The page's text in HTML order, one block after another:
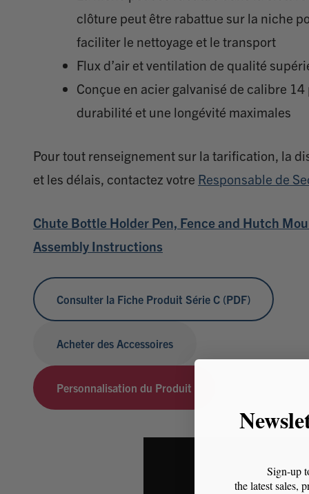
clôture peut être rabattue sur la niche
faciliter le nettoyage et le transport
Flux d’air et ventilation de qualité
Conçue en acier galvanisé de calibre
durabilité et une longévité maximales
Pour tout renseignement sur la tarification, la
et les délais, contactez votre Responsable de
Chute Bottle Holder Pen, Fence and Hutch
Assembly Instructions
Consulter la Fiche Produit Série C (PDF)
Acheter des Accessoires
Personnalisation du Produit
Sign-up
the latest sales,